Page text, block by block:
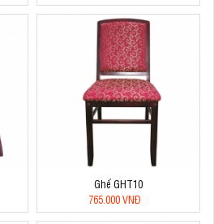
Ghế GHT10
765.000 VNĐ